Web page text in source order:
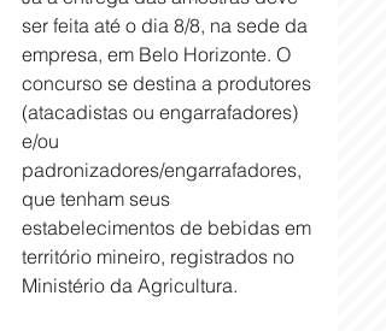
ser feita até o dia 8/8, na sede da
empresa, em Belo Horizonte. O
concurso se destina a produtores
(atacadistas ou engarrafadores)
e/ou
padronizadores/engarrafadores,
que tenham seus
estabelecimentos de bebidas em
território mineiro, registrados no
Ministério da Agricultura.